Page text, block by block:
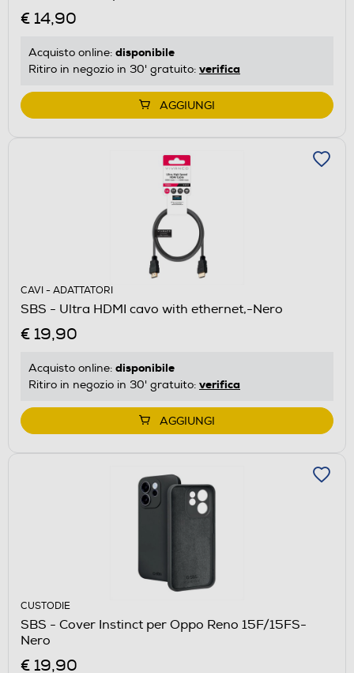
€ 14,90
Acquisto online: disponibile
Ritiro in negozio in 30' gratuito: verifica
AGGIUNGI
CAVI - ADATTATORI
SBS - Ultra HDMI cavo with ethernet,-Nero
€ 19,90
Acquisto online: disponibile
Ritiro in negozio in 30' gratuito: verifica
AGGIUNGI
CUSTODIE
SBS - Cover Instinct per Oppo Reno 15F/15FS-
Nero
€ 19,90